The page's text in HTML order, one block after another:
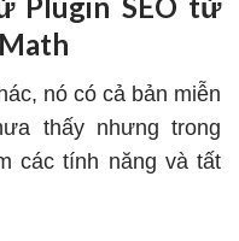
nó có cả bản miễn
thấy nhưng trong
các tính năng và tất